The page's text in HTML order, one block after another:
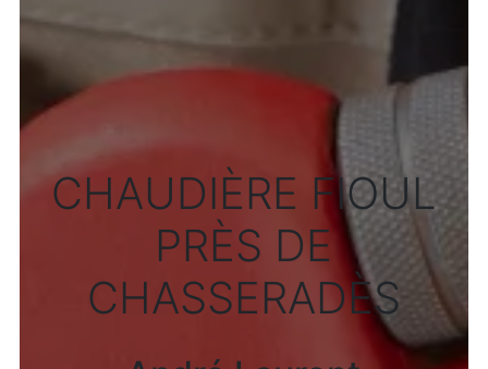
CHAUDIÈRE FIOUL
PRÈS DE
CHASSERADÈS